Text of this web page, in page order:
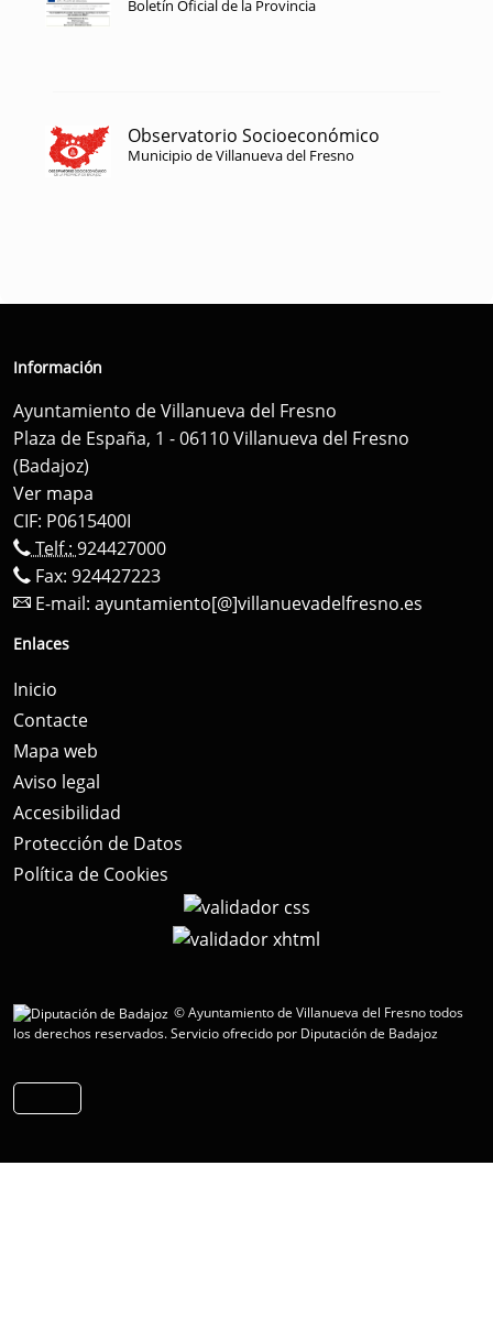
Boletín Oficial de la Provincia
Observatorio Socioeconómico
Municipio de Villanueva del Fresno
Información
Ayuntamiento de Villanueva del Fresno
Plaza de España, 1 - 06110 Villanueva del Fresno
(Badajoz)
Ver mapa
CIF: P0615400I
Telf.: 924427000
Fax: 924427223
E-mail: ayuntamiento[@]villanuevadelfresno.es
Enlaces
Inicio
Contacte
Mapa web
Aviso legal
Accesibilidad
Protección de Datos
Política de Cookies
© Ayuntamiento de Villanueva del Fresno todos
los derechos reservados.Servicio ofrecido por Diputación de Badajoz